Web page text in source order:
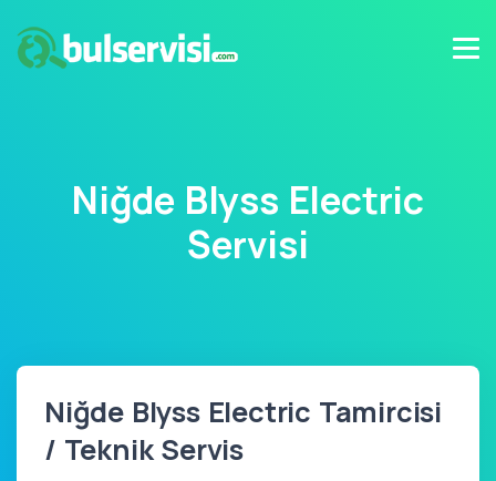
Niğde Blyss Electric
Servisi
Niğde Blyss Electric Tamircisi
/ Teknik Servis